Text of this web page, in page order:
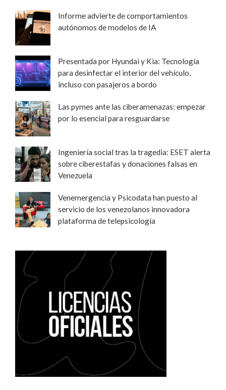
Informe advierte de comportamientos
autónomos de modelos de IA
Presentada por Hyundai y Kia: Tecnología
para desinfectar el interior del vehículo,
incluso con pasajeros a bordo
Las pymes ante las ciberamenazas: empezar
por lo esencial para resguardarse
Ingeniería social tras la tragedia: ESET alerta
sobre ciberestafas y donaciones falsas en
Venezuela
Venemergencia y Psicodata han puesto al
servicio de los venezolanos innovadora
plataforma de telepsicología